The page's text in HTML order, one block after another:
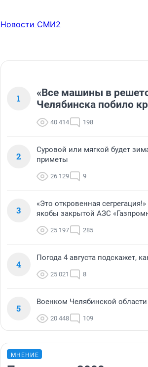
Новости СМИ2
1
«Все машины в
Челябинска побило
40 414 198
2
Суровой или мягкой будет
приметы
26 129 9
3
«Это откровенная
якобы закрытой АЗС
25 197 285
4
Погода 4 августа подскажет,
25 021 8
5
Военком Челябинской
20 448 109
МНЕНИЕ